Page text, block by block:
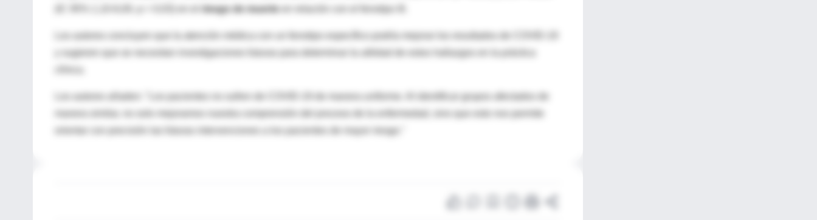
riesgo de muerte
y sugieren que se necesitan investigaciones futuras para determinar la utilidad de estos hallazgos en la práctica
Los autores añaden: "Los pacientes no sufren de COVID-19 de manera uniforme. Al identificar grupos afectados de
orientar con precisión las futuras intervenciones a los pacientes de mayor riesgo."